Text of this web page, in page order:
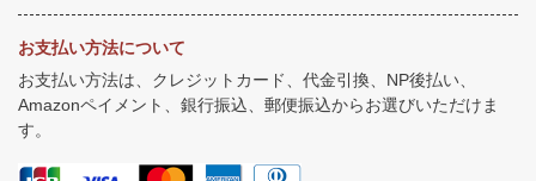
お支払い方法について
お支払い方法は、クレジットカード、代金引換、NP後払い、
Amazonペイメント、銀行振込、郵便振込からお選びいただけま
す。